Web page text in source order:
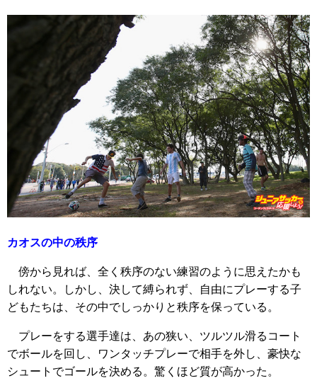
カオスの中の秩序
傍から見れば、全く秩序のない練習のように思えたかも
しれない。しかし、決して縛られず、自由にプレーする子
どもたちは、その中でしっかりと秩序を保っている。
プレーをする選手達は、あの狭い、ツルツル滑るコート
でボールを回し、ワンタッチプレーで相手を外し、豪快な
シュートでゴールを決める。驚くほど質が高かった。